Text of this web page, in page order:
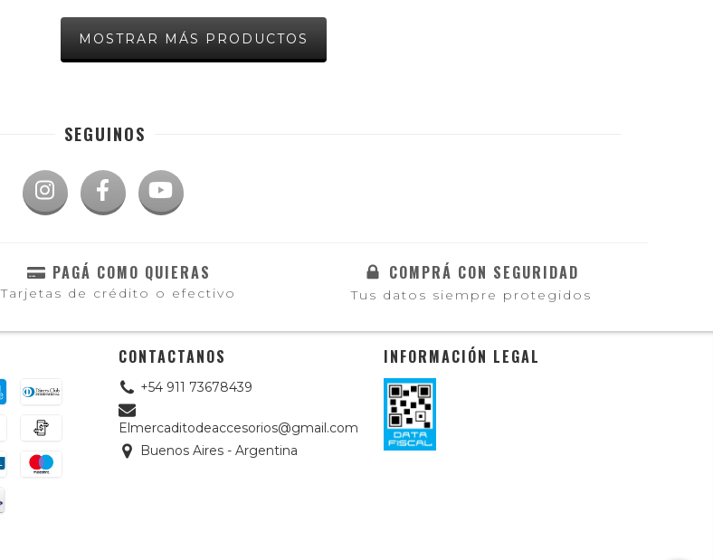
MOSTRAR MÁS PRODUCTOS
SEGUINOS
PAGÁ COMO QUIERAS
Tarjetas de crédito o efectivo
COMPRÁ CON SEGURIDAD
Tus datos siempre protegidos
CONTACTANOS
+54 911 73678439
Elmercaditodeaccesorios@gmail.com
Buenos Aires - Argentina
INFORMACIÓN LEGAL